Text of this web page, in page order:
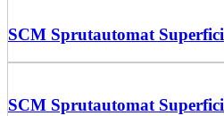
SCM Sprutautomat
SCM Sprutautomat